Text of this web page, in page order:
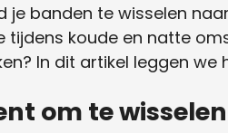
je banden te wisselen
tijdens koude en natte
In dit artikel leggen we
om te wisselen